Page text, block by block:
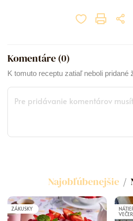
Komentáre (0)
K tomuto receptu zatiaľ neboli pridané
Najobľúbenejšie
ZÁKUSKY